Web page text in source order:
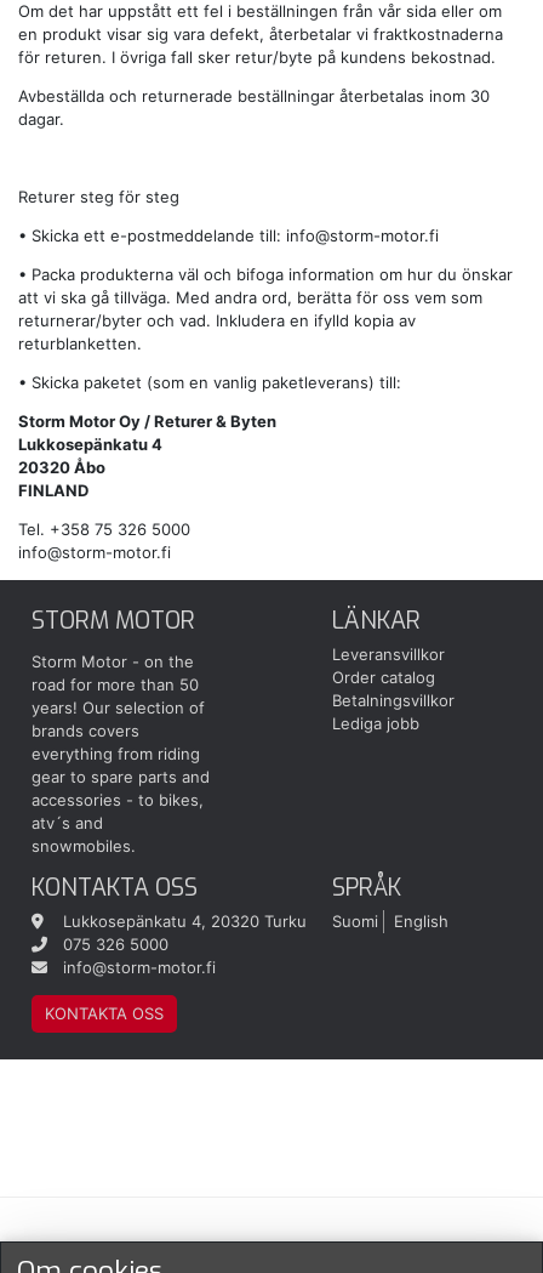
Om det har uppstått ett fel i beställningen från vår sida eller om
en produkt visar sig vara defekt, återbetalar vi fraktkostnaderna
för returen. I övriga fall sker retur/byte på kundens bekostnad.
Avbeställda och returnerade beställningar återbetalas inom 30
dagar.
Returer steg för steg
• Skicka ett e-postmeddelande till: info@storm-motor.fi
• Packa produkterna väl och bifoga information om hur du önskar
att vi ska gå tillväga. Med andra ord, berätta för oss vem som
returnerar/byter och vad. Inkludera en ifylld kopia av
returblanketten.
• Skicka paketet (som en vanlig paketleverans) till:
Storm Motor Oy / Returer & Byten
Lukkosepänkatu 4
20320 Åbo
FINLAND
Tel. +358 75 326 5000
info@storm-motor.fi
STORM MOTOR
Storm Motor - on the
road for more than 50
years! Our selection of
brands covers
everything from riding
gear to spare parts and
accessories - to bikes,
atv´s and
snowmobiles.
LÄNKAR
Leveransvillkor
Order catalog
Betalningsvillkor
Lediga jobb
KONTAKTA OSS
Lukkosepänkatu 4, 20320 Turku
075 326 5000
info@storm-motor.fi
KONTAKTA OSS
SPRÅK
Suomi English
Maksu- ja toimitustavat